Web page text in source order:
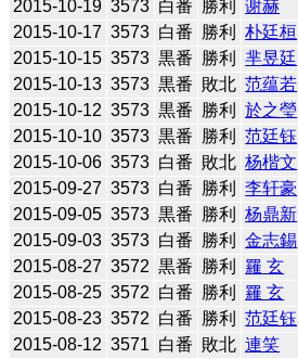
2015-10-19 3573 白番 勝利 谢赫
2015-10-17 3573 白番 勝利 朴廷桓
2015-10-15 3573 黒番 勝利 芈昱廷
2015-10-13 3573 黒番 敗北 范蕴若
2015-10-12 3573 黒番 勝利 於之瑩
2015-10-10 3573 黒番 勝利 范廷钰
2015-10-06 3573 白番 敗北 杨楷文
2015-09-27 3573 白番 勝利 李轩豪
2015-09-05 3573 黒番 勝利 杨鼎新
2015-09-03 3573 白番 勝利 金志錫
2015-08-27 3572 黒番 勝利 羅 玄
2015-08-25 3572 白番 勝利 羅 玄
2015-08-23 3572 白番 勝利 范廷钰
2015-08-12 3571 白番 敗北 連笑